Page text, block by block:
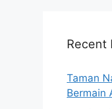
Recent
Taman
Bermain